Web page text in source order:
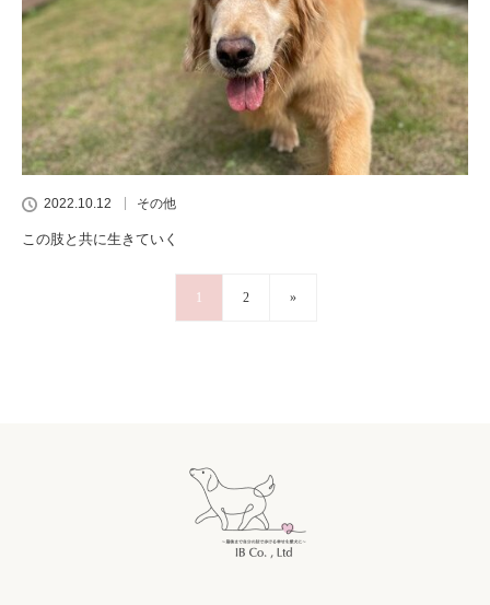
2022.10.12 その他
この肢と共に生きていく
1 2 »